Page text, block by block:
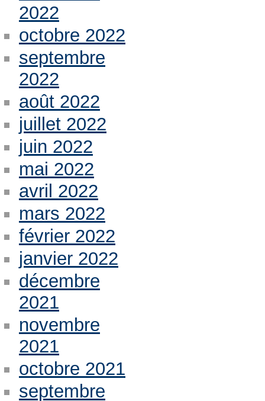
2022
octobre 2022
septembre
2022
août 2022
juillet 2022
juin 2022
mai 2022
avril 2022
mars 2022
février 2022
janvier 2022
décembre
2021
novembre
2021
octobre 2021
septembre